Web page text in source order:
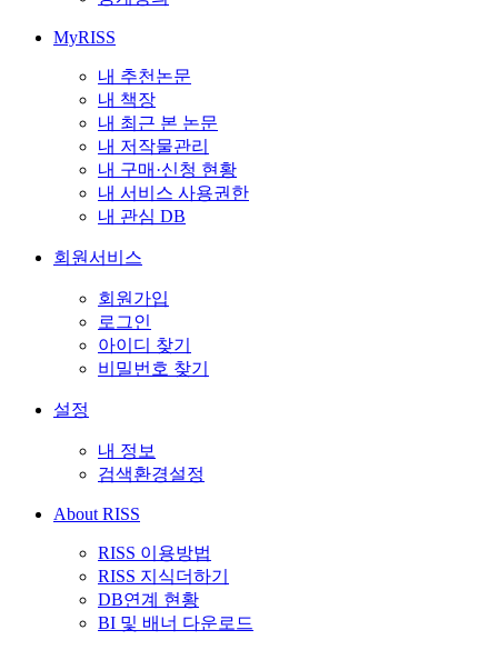
MyRISS
내 추천논문
내 책장
내 최근 본 논문
내 저작물관리
내 구매·신청 현황
내 서비스 사용권한
내 관심 DB
회원서비스
회원가입
로그인
아이디 찾기
비밀번호 찾기
설정
내 정보
검색환경설정
About RISS
RISS 이용방법
RISS 지식더하기
DB연계 현황
BI 및 배너 다운로드